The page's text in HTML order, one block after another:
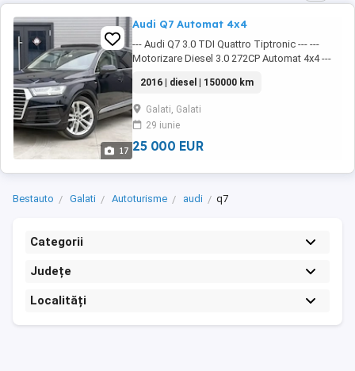
17
Audi Q7 Automat 4x4
--- Audi Q7 3.0 TDI Quattro Tiptronic --- ---
Motorizare Diesel 3.0 272CP Automat 4x4 ---
pneumatică Climatronic 4 zone Echipare S-
LINE Transmisie automată Tiptronic 8 trepte
Tractiune integrală AWD ...
2016 | diesel | 150000 km
Galati, Galati
29 iunie
25 000 EUR
Bestauto Galati Autoturisme audi q7
Categorii
Județe
Localități